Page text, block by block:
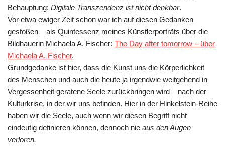
Behauptung: Digitale Transzendenz ist nicht denkbar.
Vor etwa ewiger Zeit schon war ich auf diesen Gedanken
gestoßen – als Quintessenz meines Künstlerporträts über die
Bildhauerin Michaela A. Fischer: The Day after tomorrow – über
Michaela A. Fischer.
Grundgedanke ist hier, dass die Kunst uns die Körperlichkeit
des Menschen und auch die heute ja irgendwie weitgehend in
Vergessenheit geratene Seele zurückbringen wird – nach der
Kulturkrise, in der wir uns befinden. Hier in der Hinkelstein-Reihe
haben wir die Seele, auch wenn wir diesen Begriff nicht
eindeutig definieren können, dennoch nie aus den Augen
verloren.